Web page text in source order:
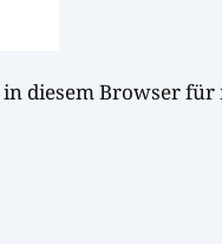
diesem Browser